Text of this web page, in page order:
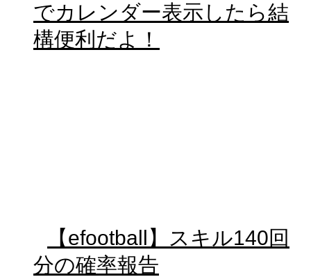
でカレンダー表示したら結
構便利だよ！
【efootball】スキル140回
分の確率報告